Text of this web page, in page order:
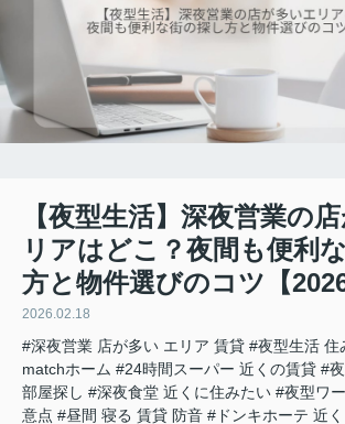
【夜型生活】深夜営業の
リアはどこ？夜間も便利
方と物件選びのコツ【2026
2026.02.18
#深夜営業 店が多い エリア 賃貸 #夜型生活 住
matchホーム #24時間スーパー 近くの賃貸 #
部屋探し #深夜食堂 近くに住みたい #夜型ワ
意点 #昼間 寝る 賃貸 防音 #ドンキホーテ 近